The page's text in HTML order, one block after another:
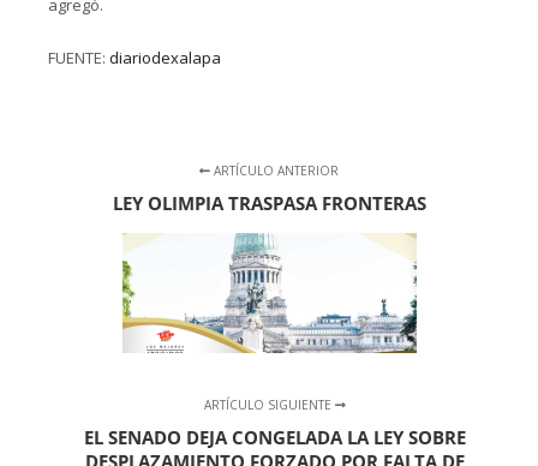
agregó.
FUENTE: diariodexalapa
ARTÍCULO ANTERIOR
LEY OLIMPIA TRASPASA FRONTERAS
ARTÍCULO SIGUIENTE
EL SENADO DEJA CONGELADA LA LEY SOBRE
DESPLAZAMIENTO FORZADO POR FALTA DE